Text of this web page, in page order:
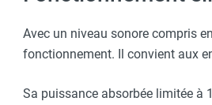
industriel ou destruction
de lit
électrique par convection
Avec un niveau sonore compris
fonctionnement. Il convient aux
Sa puissance absorbée limitée à